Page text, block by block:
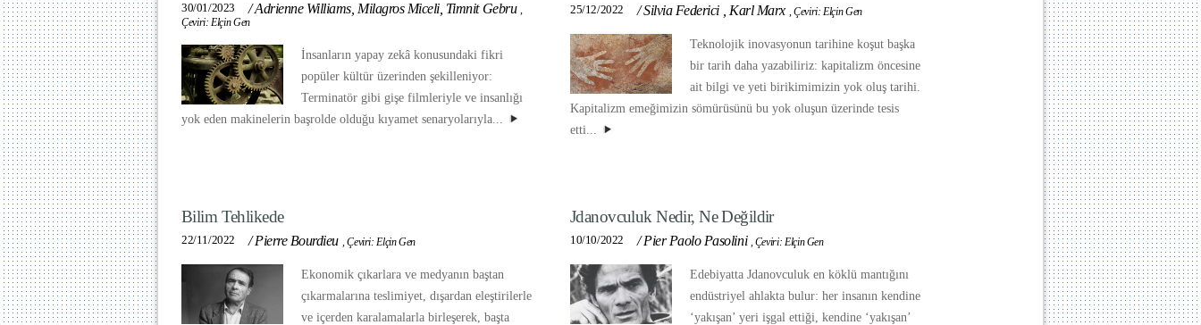
30/01/2023 /Adrienne Williams, Milagros Miceli, Timnit Gebru ,
Çeviri: Elçin Gen
İnsanların yapay zekâ konusundaki fikri
popüler kültür üzerinden şekilleniyor:
Terminatör gibi gişe filmleriyle ve insanlığı
yok eden makinelerin başrolde olduğu kıyamet senaryolarıyla...
25/12/2022 /Silvia Federici Karl Marx ,Çeviri: Elçin Gen
Teknolojik inovasyonun tarihine koşut başka
bir tarih daha yazabiliriz: kapitalizm öncesine
ait bilgi ve yeti birikimimizin yok oluş tarihi.
Kapitalizm emeğimizin sömürüsünü bu yok oluşun üzerinde tesis
etti...
Bilim Tehlikede
22/11/2022 /Pierre Bourdieu ,Çeviri: Elçin Gen
Ekonomik çıkarlara ve medyanın baştan
çıkarmalarına teslimiyet, dışardan eleştirilerle
ve içerden karalamalarla birleşerek, başta
Jdanovculuk Nedir, Ne Değildir
10/10/2022 /Pier Paolo Pasolini ,Çeviri: Elçin Gen
Edebiyatta Jdanovculuk en köklü mantığını
endüstriyel ahlakta bulur: her insanın kendine
‘yakışan’ yeri işgal ettiği, kendine ‘yakışan’